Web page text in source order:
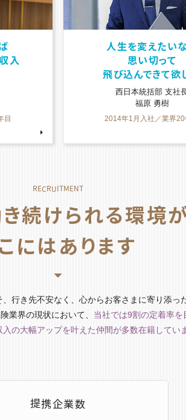
目
来店型ショップ
経験者なら
即戦力として活躍で
店舗事業部 マネージ
櫻井 龍次
2023年11月入社／業界15
き続けられる環境
にはあります
行き先不安なく、心からお客さまに寄り添っ
業界の現状において、 当社では9割の定着率を
の大幅アップを叶えた仲間が多数在籍してい
提携企業数